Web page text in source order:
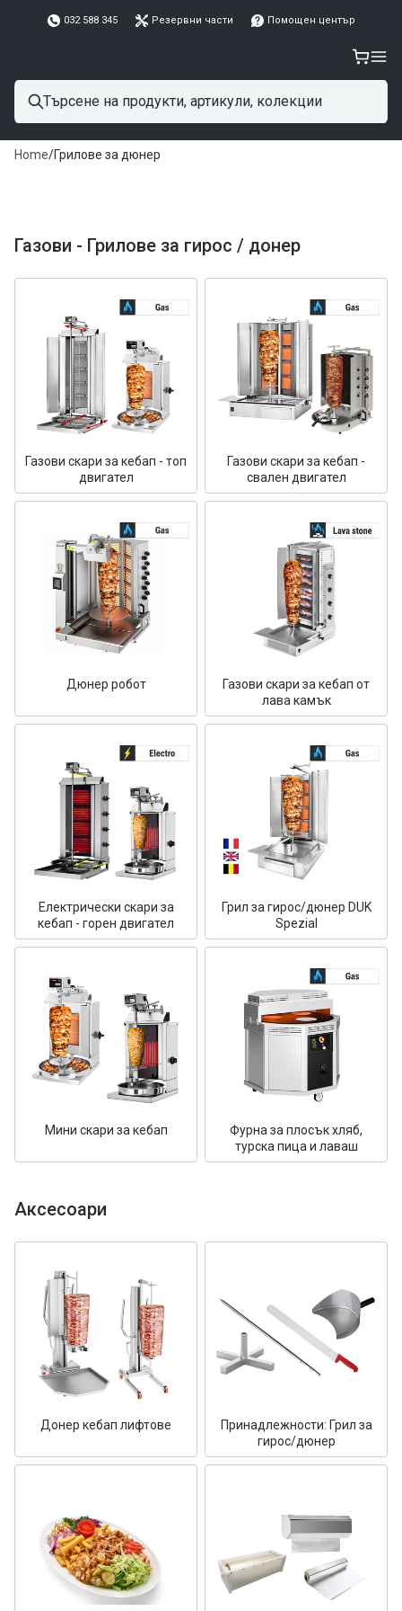
032 588 345 Резервни части Помощен център
Home/Грилове за дюнер
Газови - Грилове за гирос / донер
Газови скари за кебап - топ
двигател
Газови скари за кебап -
свален двигател
Дюнер робот
Газови скари за кебап от
лава камък
Електрически скари за
кебап - горен двигател
Грил за гирос/дюнер DUK
Spezial
Мини скари за кебап
Фурна за плосък хляб,
турска пица и лаваш
Аксесоари
Донер кебап лифтове
Принадлежности: Грил за
гирос/дюнер